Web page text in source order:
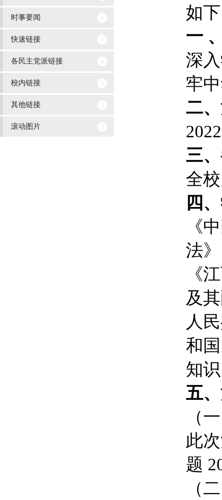
时事要闻
快速链接
各民主党派链接
校内链接
其他链接
滚动图片
如
一
深
牢
二
三
全
四
《
法
《
及
人
和
知
五
（
此
题
（